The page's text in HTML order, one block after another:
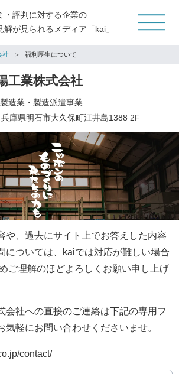
・評判に対する企業の
解が見られるメディア「kai」
社 福利厚生について
工業株式会社
製造業・製造派遣事業
兵庫県明石市大久保町江井島1388 2F
や、過去にサイト上でお答えした内容
については、kaiでは対応が難しい場合
ご理解のほどよろしくお願い申し上げ
会社への直接のご連絡は下記の専用フ
気軽にお問い合わせくださいませ。
contact/